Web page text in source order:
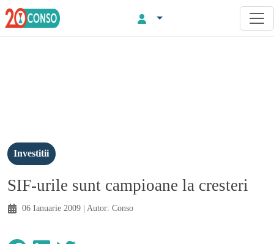
Investitii
SIF-urile sunt campioane la cresteri
06 Ianuarie 2009 | Autor: Conso